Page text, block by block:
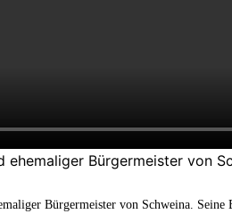
Bürgermeister von
Bürgermeister von Schweina.